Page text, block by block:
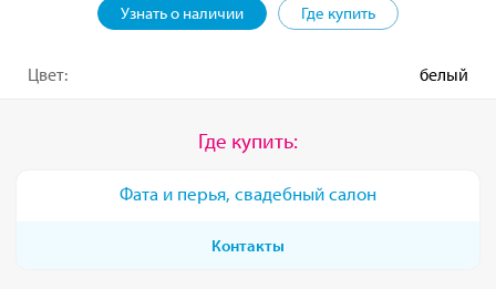
Узнать о наличии Где купить
Цвет: белый
Где купить:
Фата и перья, свадебный салон
Контакты